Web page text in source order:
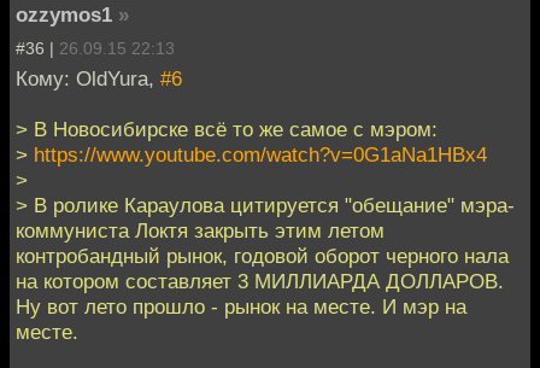
ozzymos1 »
#36 | 26.09.15 22:13
Кому: OldYura, #6
> В Новосибирске всё то же самое с мэром:
> https://www.youtube.com/watch?v=0G1aNa1HBx4
>
> В ролике Караулова цитируется "обещание" мэра-
коммуниста Локтя закрыть этим летом
контробандный рынок, годовой оборот черного нала
на котором составляет 3 МИЛЛИАРДА ДОЛЛАРОВ.
Ну вот лето прошло - рынок на месте. И мэр на
месте.